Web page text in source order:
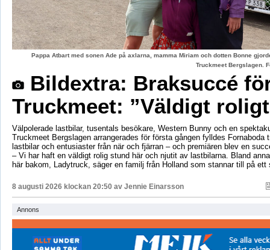
Pappa Atbart med sonen Ade på axlarna, mamma Miriam och dotten Bonne
Truckmeet Bergslagen.
Bildextra: Braksuccé
Truckmeet: ”Väldigt
Välpolerade lastbilar, tusentals besökare, Western Bunny och en
Truckmeet Bergslagen arrangerades för första gången fylldes Fornaboda
lastbilar och entusiaster från när och fjärran – och premiären blev en
– Vi har haft en väldigt rolig stund här och njutit av lastbilarna. Bland
här bakom, Ladytruck, säger en familj från Holland som stannar till på ett
8 augusti 2026 klockan 20:50 av Jennie Einarsson
Annons